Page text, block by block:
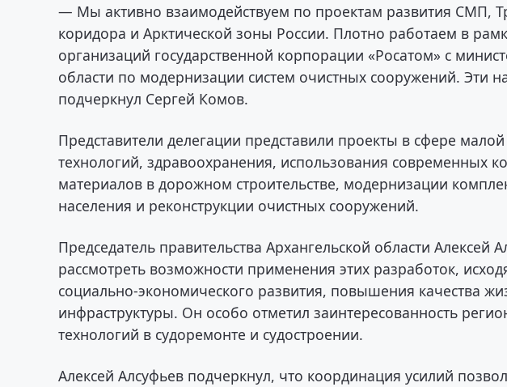
— Мы активно взаимодействуем по проектам развития СМП,
коридора и Арктической зоны России. Плотно работаем в
организаций государственной корпорации «Росатом» с
области по модернизации систем очистных сооружений. Эти
подчеркнул Сергей Комов.
Представители делегации представили проекты в сфере
технологий, здравоохранения, использования современных
материалов в дорожном строительстве, модернизации
населения и реконструкции очистных сооружений.
Председатель правительства Архангельской области Алексей
рассмотреть возможности применения этих разработок,
социально-экономического развития, повышения качества
инфраструктуры. Он особо отметил заинтересованность
технологий в судоремонте и судостроении.
Алексей Алсуфьев подчеркнул, что координация усилий